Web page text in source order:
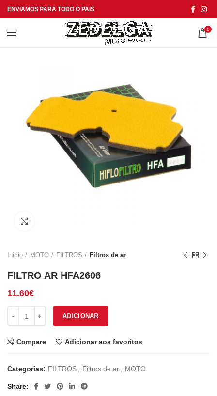
ENVIAMOS PARA TODO O PAIS
0
Início MOTO FILTROS Filtros de ar
FILTRO AR HFA2606
11.60€
ADICIONAR
Compare Adicionar aos favoritos
Categorias: FILTROS Filtros de ar MOTO
Share